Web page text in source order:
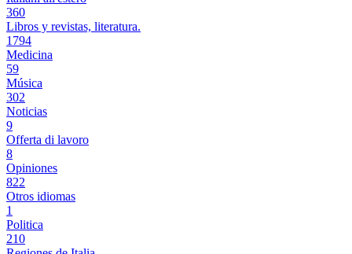
360
Libros y revistas, literatura.
1794
Medicina
59
Música
302
Noticias
9
Offerta di lavoro
8
Opiniones
822
Otros idiomas
1
Politica
210